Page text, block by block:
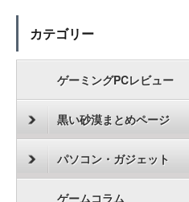
カテゴリー
ゲーミングPCレビュー
黒い砂漠まとめページ
パソコン・ガジェット
ゲームコラム